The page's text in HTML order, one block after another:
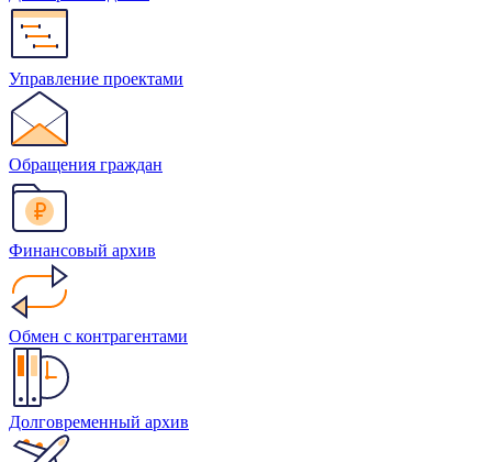
Управление проектами
Обращения граждан
Финансовый архив
Обмен с контрагентами
Долговременный архив